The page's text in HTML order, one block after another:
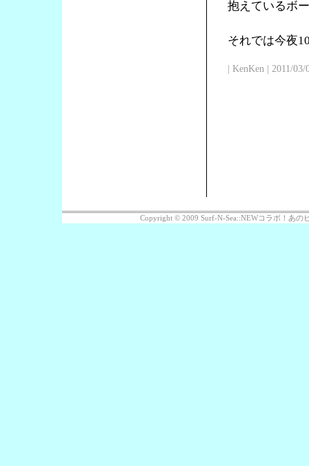
抱えているボ
それでは今夜
| KenKen | 2011/
Copyright © 2009 Surf-N-Sea::NEWコラボ！あの